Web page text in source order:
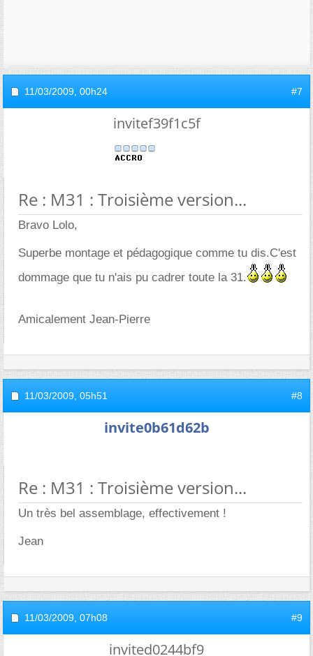
11/03/2009, 00h24 #7
invitef39f1c5f
Re : M31 : Troisième version...
Bravo Lolo,
Superbe montage et pédagogique comme tu dis.C'est
dommage que tu n'ais pu cadrer toute la 31.
Amicalement Jean-Pierre
11/03/2009, 05h51 #8
invite0b61d62b
Re : M31 : Troisième version...
Un très bel assemblage, effectivement !
Jean
11/03/2009, 07h08 #9
invited0244bf9